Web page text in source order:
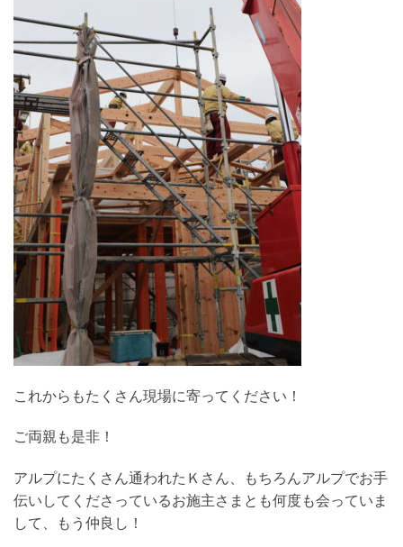
これからもたくさん現場に寄ってください！
ご両親も是非！
アルプにたくさん通われたＫさん、もちろんアルプでお手
伝いしてくださっているお施主さまとも何度も会っていま
して、もう仲良し！